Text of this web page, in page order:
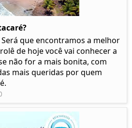
que encontramos a melhor
de hoje você vai conhecer a
não for a mais bonita, com
mais queridas por quem